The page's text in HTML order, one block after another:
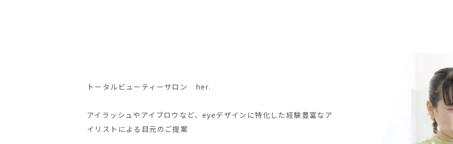
トータルビューティーサロン her.
アイラッシュやアイブロウなど、eyeデザインに特化した経験豊富なア
イリストによる目元のご提案